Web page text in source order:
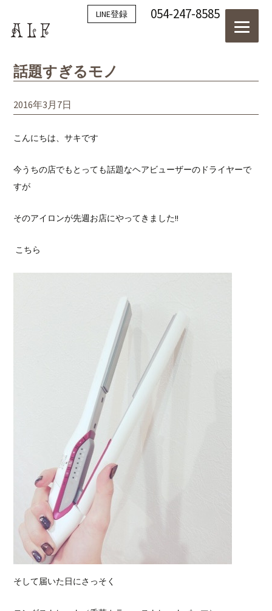
054-247-8585
LINE登録
話題すぎるモノ
2016年3月7日
こんにちは、サキです
今うちの店でもとっても話題なヘアビューザーのドライヤーで
すが
そのアイロンが先週お店にやってきました!!
こちら
そして届いた日にさっそく